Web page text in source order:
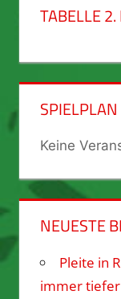
TABELLE 2.
Keine
NEUESTE
Pleite in
immer